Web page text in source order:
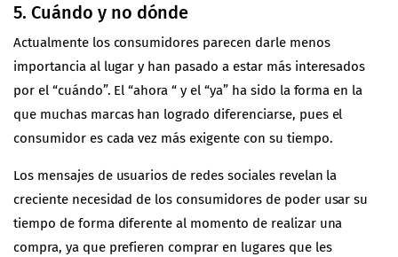
5. Cuándo y no dónde
Actualmente los consumidores parecen darle menos
importancia al lugar y han pasado a estar más interesados
por el “cuándo”. El “ahora “ y el “ya” ha sido la forma en la
que muchas marcas han logrado diferenciarse, pues el
consumidor es cada vez más exigente con su tiempo.
Los mensajes de usuarios de redes sociales revelan la
creciente necesidad de los consumidores de poder usar su
tiempo de forma diferente al momento de realizar una
compra, ya que prefieren comprar en lugares que les